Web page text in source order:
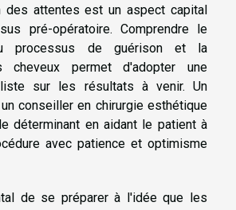
attentes est un aspect capital
pré-opératoire. Comprendre le
processus de guérison et la
cheveux permet d'adopter une
sur les résultats à venir. Un
conseiller en chirurgie esthétique
déterminant en aidant le patient à
avec patience et optimisme
de se préparer à l'idée que les